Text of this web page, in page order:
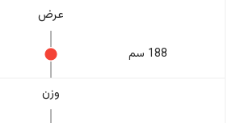
عرض
188 سم
وزن